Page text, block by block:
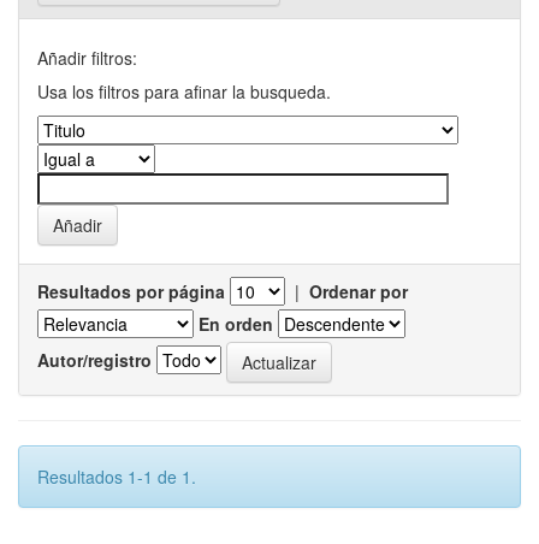
Añadir filtros:
Usa los filtros para afinar la busqueda.
Resultados por página | Ordenar por
En orden
Autor/registro
Resultados 1-1 de 1.